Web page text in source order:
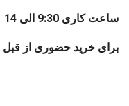
ساعت کاری 9:30 الی 14
برای خرید حضوری از قبل